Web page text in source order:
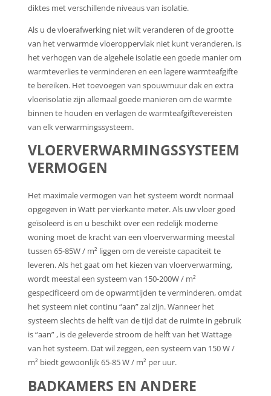
diktes met verschillende niveaus van isolatie.
Als u de vloerafwerking niet wilt veranderen of de grootte
van het verwarmde vloeroppervlak niet kunt veranderen, is
het verhogen van de algehele isolatie een goede manier om
warmteverlies te verminderen en een lagere warmteafgifte
te bereiken. Het toevoegen van spouwmuur dak en extra
vloerisolatie zijn allemaal goede manieren om de warmte
binnen te houden en verlagen de warmteafgiftevereisten
van elk verwarmingssysteem.
VLOERVERWARMINGSSYSTEEM
VERMOGEN
Het maximale vermogen van het systeem wordt normaal
opgegeven in Watt per vierkante meter. Als uw vloer goed
geïsoleerd is en u beschikt over een redelijk moderne
woning moet de kracht van een vloerverwarming meestal
tussen 65-85W / m² liggen om de vereiste capaciteit te
leveren. Als het gaat om het kiezen van vloerverwarming,
wordt meestal een systeem van 150-200W / m²
gespecificeerd om de opwarmtijden te verminderen, omdat
het systeem niet continu “aan” zal zijn. Wanneer het
systeem slechts de helft van de tijd dat de ruimte in gebruik
is “aan” , is de geleverde stroom de helft van het Wattage
van het systeem. Dat wil zeggen, een systeem van 150 W /
m² biedt gewoonlijk 65-85 W / m² per uur.
BADKAMERS EN ANDERE